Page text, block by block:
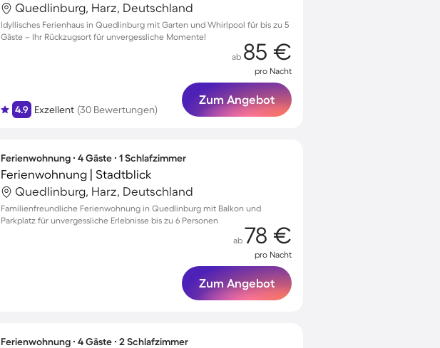
Quedlinburg, Harz, Deutschland
Idyllisches Ferienhaus in Quedlinburg mit Garten und Whirlpool für bis zu 5
Gäste – Ihr Rückzugsort für unvergessliche Momente!
4.9 Exzellent (30 Bewertungen)
ab 85 €
pro Nacht
Zum Angebot
Ferienwohnung ∙ 4 Gäste ∙ 1 Schlafzimmer
Ferienwohnung | Stadtblick
Quedlinburg, Harz, Deutschland
Familienfreundliche Ferienwohnung in Quedlinburg mit Balkon und
Parkplatz für unvergessliche Erlebnisse bis zu 6 Personen
ab 78 €
pro Nacht
Zum Angebot
Ferienwohnung ∙ 4 Gäste ∙ 2 Schlafzimmer